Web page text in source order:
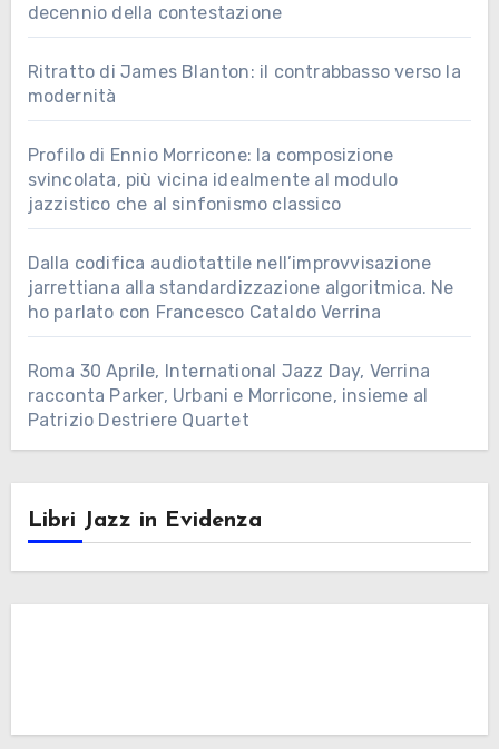
decennio della contestazione
Ritratto di James Blanton: il contrabbasso verso la
modernità
Profilo di Ennio Morricone: la composizione
svincolata, più vicina idealmente al modulo
jazzistico che al sinfonismo classico
Dalla codifica audiotattile nell’improvvisazione
jarrettiana alla standardizzazione algoritmica. Ne
ho parlato con Francesco Cataldo Verrina
Roma 30 Aprile, International Jazz Day, Verrina
racconta Parker, Urbani e Morricone, insieme al
Patrizio Destriere Quartet
Libri Jazz in Evidenza